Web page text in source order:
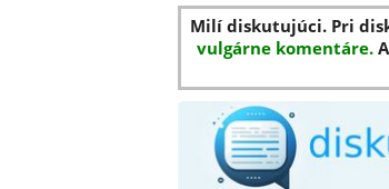
Milí diskutujúci. Pri
vulgárne komentáre.